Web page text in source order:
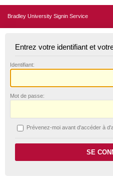
Bradley University Signin Service
Entrez votre identifiant et
Identifiant:
Mot de passe:
Prévenez-moi avant d'accéder à